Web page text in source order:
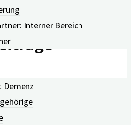
Interner Bereich
Demenz